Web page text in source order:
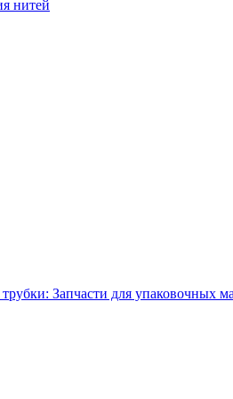
нитей
Запчасти для упаковочных